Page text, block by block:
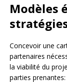
Modèles
Concevoir une
partenaires
la viabilité du
parties